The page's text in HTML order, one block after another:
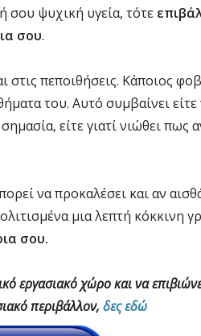
σου ψυχική υγεία, τότε
σου.
πεποιθήσεις. Κάποιος
του. Αυτό συμβαίνει είτε
είτε γιατί νιώθει πως
να προκαλέσει και αν
μια λεπτή κόκκινη
σου.
εργασιακό χώρο και να
περιβάλλον, δες εδώ